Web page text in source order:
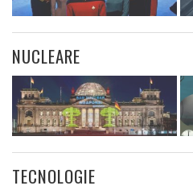
NUCLEARE
TECNOLOGIE